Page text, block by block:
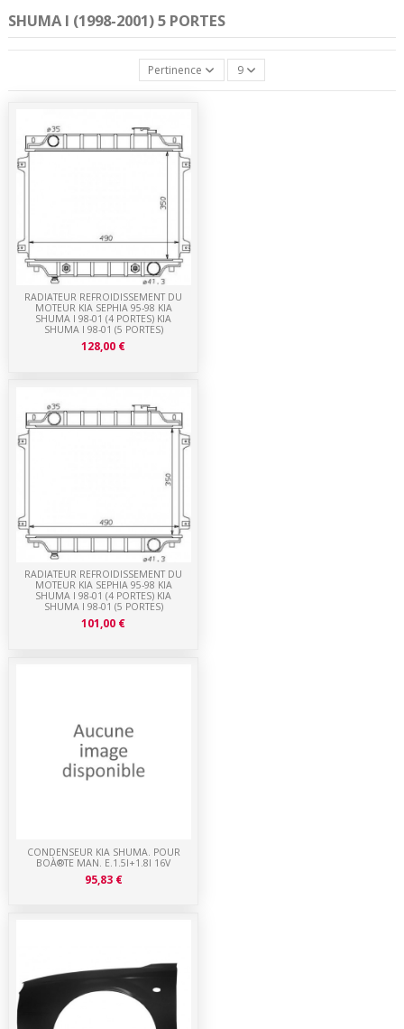
SHUMA I (1998-2001) 5 PORTES
Pertinence 9
CONDENSEUR KIA SHUMA. POUR
BOÀ®TE MAN. E.1.5I+1.8I 16V
95,83 €
RADIATEUR REFROIDISSEMENT DU
MOTEUR KIA SEPHIA 95-98 KIA
SHUMA I 98-01 (4 PORTES) KIA
SHUMA I 98-01 (5 PORTES)
101,00 €
RADIATEUR REFROIDISSEMENT DU
MOTEUR KIA SEPHIA 95-98 KIA
SHUMA I 98-01 (4 PORTES) KIA
SHUMA I 98-01 (5 PORTES)
128,00 €